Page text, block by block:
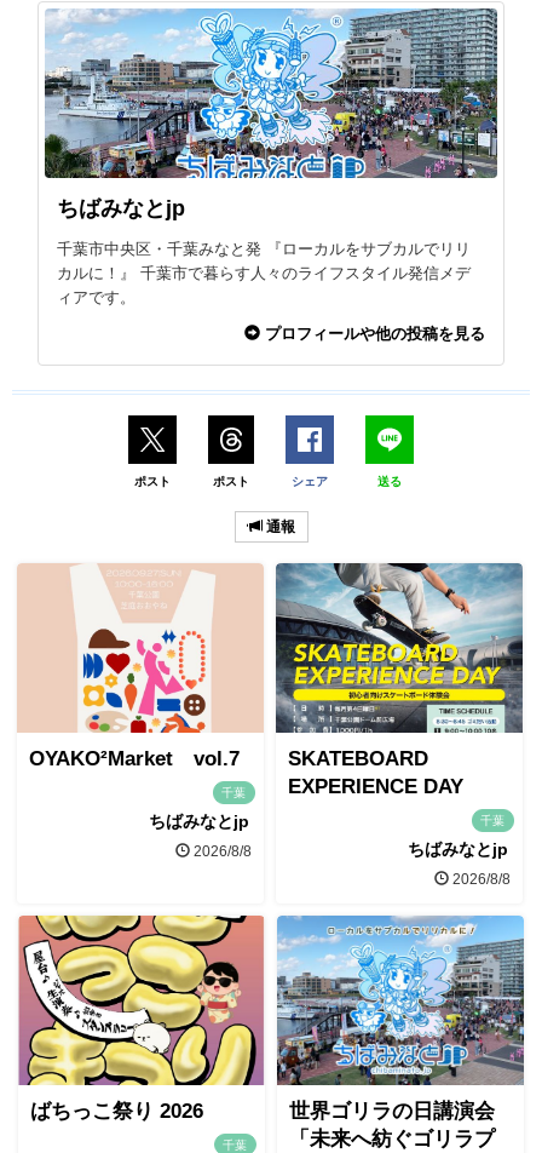
ちばみなとjp
千葉市中央区・千葉みなと発 『ローカルをサブカルでリリ
カルに！』 千葉市で暮らす人々のライフスタイル発信メデ
ィアです。
プロフィールや他の投稿を見る
ポスト ポスト シェア 送る
通報
OYAKO²Market vol.7
千葉
ちばみなとjp
2026/8/8
SKATEBOARD
EXPERIENCE DAY
千葉
ちばみなとjp
2026/8/8
ばちっこ祭り 2026
千葉
世界ゴリラの日講演会
「未来へ紡ぐゴリラプ